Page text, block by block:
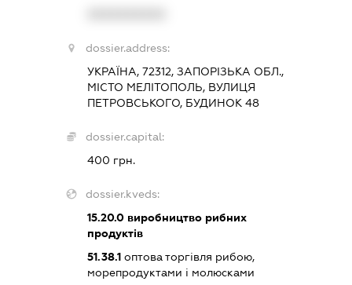
dossier.address:
УКРАЇНА, 72312, ЗАПОРІЗЬКА ОБЛ.,
МІСТО МЕЛІТОПОЛЬ, ВУЛИЦЯ
ПЕТРОВСЬКОГО, БУДИНОК 48
dossier.capital:
400 грн.
dossier.kveds:
15.20.0виробництво рибних
продуктів
51.38.1оптова торгівля рибою,
морепродуктами і молюсками